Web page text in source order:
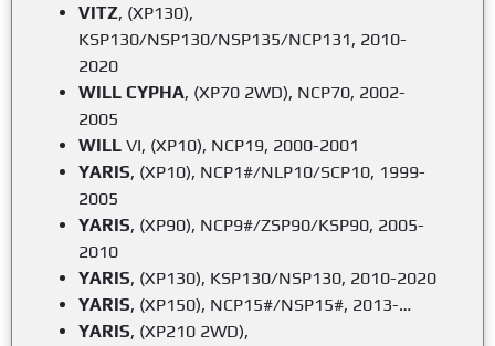
VITZ, (XP130),
KSP130/NSP130/NSP135/NCP131, 2010-
2020
WILL CYPHA, (XP70 2WD), NCP70, 2002-
2005
WILL VI, (XP10), NCP19, 2000-2001
YARIS, (XP10), NCP1#/NLP10/SCP10, 1999-
2005
YARIS, (XP90), NCP9#/ZSP90/KSP90, 2005-
2010
YARIS, (XP130), KSP130/NSP130, 2010-2020
YARIS, (XP150), NCP15#/NSP15#, 2013-…
YARIS, (XP210 2WD),